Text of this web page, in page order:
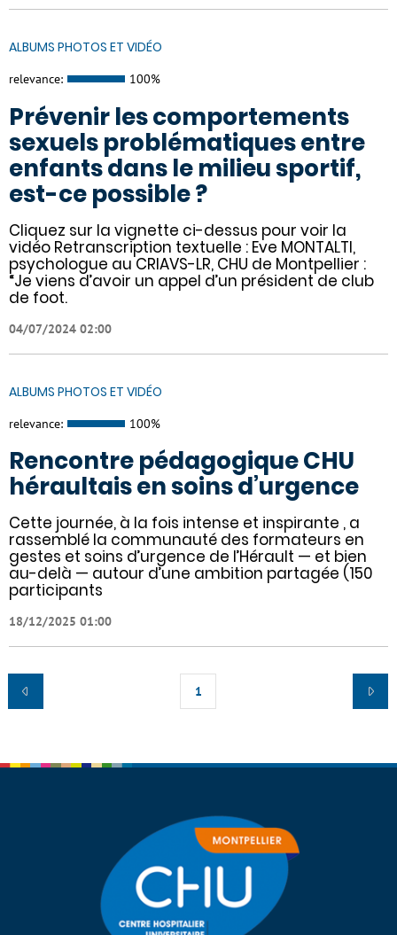
ALBUMS PHOTOS ET VIDÉO
relevance: 100%
Prévenir les comportements
sexuels problématiques entre
enfants dans le milieu sportif,
est-ce possible ?
Cliquez sur la vignette ci-dessus pour voir la
vidéo Retranscription textuelle : Eve MONTALTI,
psychologue au CRIAVS-LR, CHU de Montpellier :
“Je viens d’avoir un appel d’un président de club
de foot.
04/07/2024 02:00
ALBUMS PHOTOS ET VIDÉO
relevance: 100%
Rencontre pédagogique CHU
héraultais en soins d’urgence
Cette journée, à la fois intense et inspirante , a
rassemblé la communauté des formateurs en
gestes et soins d’urgence de l’Hérault — et bien
au-delà — autour d’une ambition partagée (150
participants
18/12/2025 01:00
1